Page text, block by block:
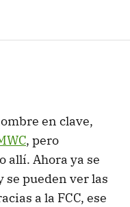
en clave,
, pero
allí. Ahora ya se
se pueden ver las
a la FCC, ese